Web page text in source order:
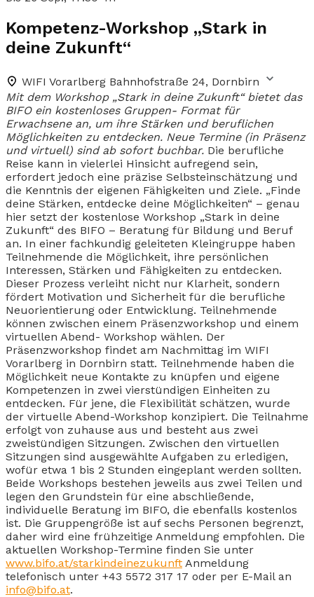
Kompetenz-Workshop „Stark in
deine Zukunft“
WIFI Vorarlberg Bahnhofstraße 24, Dornbirn
Mit dem Workshop „Stark in deine Zukunft“ bietet das
BIFO ein kostenloses Gruppen- Format für
Erwachsene an, um ihre Stärken und beruflichen
Möglichkeiten zu entdecken. Neue Termine (in Präsenz
und virtuell) sind ab sofort buchbar. Die berufliche
Reise kann in vielerlei Hinsicht aufregend sein,
erfordert jedoch eine präzise Selbsteinschätzung und
die Kenntnis der eigenen Fähigkeiten und Ziele. „Finde
deine Stärken, entdecke deine Möglichkeiten“ – genau
hier setzt der kostenlose Workshop „Stark in deine
Zukunft“ des BIFO – Beratung für Bildung und Beruf
an. In einer fachkundig geleiteten Kleingruppe haben
Teilnehmende die Möglichkeit, ihre persönlichen
Interessen, Stärken und Fähigkeiten zu entdecken.
Dieser Prozess verleiht nicht nur Klarheit, sondern
fördert Motivation und Sicherheit für die berufliche
Neuorientierung oder Entwicklung. Teilnehmende
können zwischen einem Präsenzworkshop und einem
virtuellen Abend- Workshop wählen. Der
Präsenzworkshop findet am Nachmittag im WIFI
Vorarlberg in Dornbirn statt. Teilnehmende haben die
Möglichkeit neue Kontakte zu knüpfen und eigene
Kompetenzen in zwei vierstündigen Einheiten zu
entdecken. Für jene, die Flexibilität schätzen, wurde
der virtuelle Abend-Workshop konzipiert. Die Teilnahme
erfolgt von zuhause aus und besteht aus zwei
zweistündigen Sitzungen. Zwischen den virtuellen
Sitzungen sind ausgewählte Aufgaben zu erledigen,
wofür etwa 1 bis 2 Stunden eingeplant werden sollten.
Beide Workshops bestehen jeweils aus zwei Teilen und
legen den Grundstein für eine abschließende,
individuelle Beratung im BIFO, die ebenfalls kostenlos
ist. Die Gruppengröße ist auf sechs Personen begrenzt,
daher wird eine frühzeitige Anmeldung empfohlen. Die
aktuellen Workshop-Termine finden Sie unter
www.bifo.at/starkindeinezukunft Anmeldung
telefonisch unter +43 5572 317 17 oder per E-Mail an
info@bifo.at.